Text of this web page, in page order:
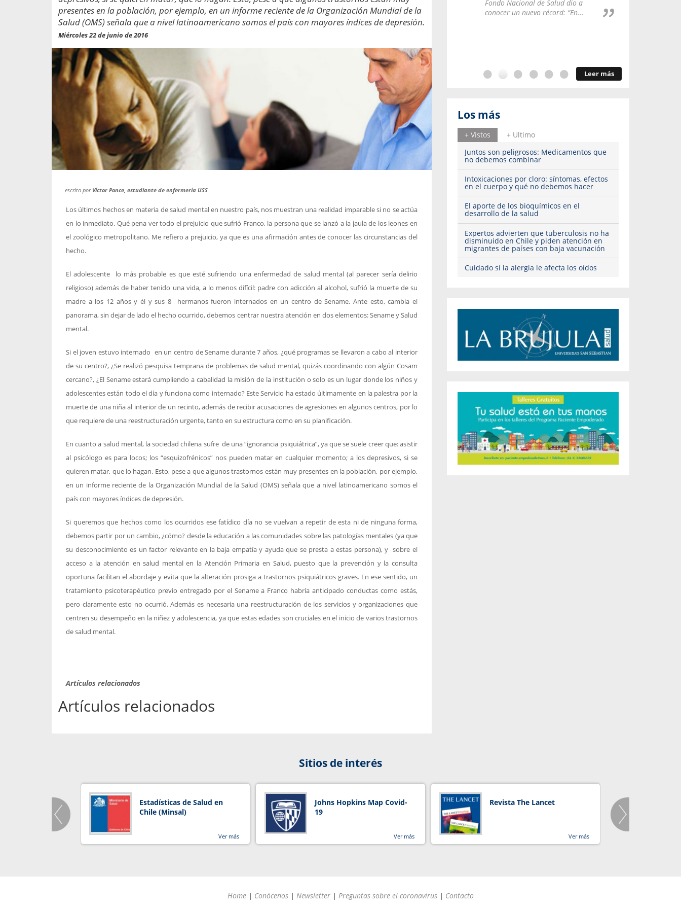
presentes en la población, por ejemplo, en un informe reciente de la Organización Mundial de la
Salud (OMS) señala que a nivel latinoamericano somos el país con mayores índices de depresión.
Miércoles 22 de junio de 2016
escrito por Víctor Ponce, estudiante de enfermería USS
Los últimos hechos en materia de salud mental en nuestro país, nos muestran una realidad imparable si no se actúa
en lo inmediato. Qué pena ver todo el prejuicio que sufrió Franco, la persona que se lanzó a la jaula de los leones en
el zoológico metropolitano. Me refiero a prejuicio, ya que es una afirmación antes de conocer las circunstancias del
hecho.
El adolescente lo más probable es que esté sufriendo una enfermedad de salud mental (al parecer sería delirio
religioso) además de haber tenido una vida, a lo menos difícil: padre con adicción al alcohol, sufrió la muerte de su
madre a los 12 años y él y sus 8 hermanos fueron internados en un centro de Sename. Ante esto, cambia el
panorama, sin dejar de lado el hecho ocurrido, debemos centrar nuestra atención en dos elementos: Sename y Salud
mental.
Si el joven estuvo internado en un centro de Sename durante 7 años, ¿qué programas se llevaron a cabo al interior
de su centro?, ¿Se realizó pesquisa temprana de problemas de salud mental, quizás coordinando con algún Cosam
cercano?, ¿El Sename estará cumpliendo a cabalidad la misión de la institución o solo es un lugar donde los niños y
adolescentes están todo el día y funciona como internado? Este Servicio ha estado últimamente en la palestra por la
muerte de una niña al interior de un recinto, además de recibir acusaciones de agresiones en algunos centros, por lo
que requiere de una reestructuración urgente, tanto en su estructura como en su planificación.
En cuanto a salud mental, la sociedad chilena sufre de una “ignorancia psiquiátrica”, ya que se suele creer que: asistir
al psicólogo es para locos; los “esquizofrénicos” nos pueden matar en cualquier momento; a los depresivos, si se
quieren matar, que lo hagan. Esto, pese a que algunos trastornos están muy presentes en la población, por ejemplo,
en un informe reciente de la Organización Mundial de la Salud (OMS) señala que a nivel latinoamericano somos el
país con mayores índices de depresión.
Si queremos que hechos como los ocurridos ese fatídico día no se vuelvan a repetir de esta ni de ninguna forma,
debemos partir por un cambio, ¿cómo? desde la educación a las comunidades sobre las patologías mentales (ya que
su desconocimiento es un factor relevante en la baja empatía y ayuda que se presta a estas persona), y sobre el
acceso a la atención en salud mental en la Atención Primaria en Salud, puesto que la prevención y la consulta
oportuna facilitan el abordaje y evita que la alteración prosiga a trastornos psiquiátricos graves. En ese sentido, un
tratamiento psicoterapéutico previo entregado por el Sename a Franco habría anticipado conductas como estás,
pero claramente esto no ocurrió. Además es necesaria una reestructuración de los servicios y organizaciones que
centren su desempeño en la niñez y adolescencia, ya que estas edades son cruciales en el inicio de varios trastornos
de salud mental.
Artículos relacionados
Artículos relacionados
entregados por la
sobre viajes al extranjero
que deben hacer...
propaga a un gran número de...
enfermedades periodontales. Sin
embargo, estas son las...
Fondo Nacional de Salud dio a
conocer un nuevo récord: “En...
Leer más
Los más
+ Vistos
+ Ultimo
Juntos son peligrosos: Medicamentos que
no debemos combinar
Intoxicaciones por cloro: síntomas, efectos
en el cuerpo y qué no debemos hacer
El aporte de los bioquímicos en el
desarrollo de la salud
Expertos advierten que tuberculosis no ha
disminuido en Chile y piden atención en
migrantes de países con baja vacunación
Cuidado si la alergia le afecta los oídos
Sitios de interés
Estadísticas de Salud en
Chile (Minsal)
Ver más
Johns Hopkins Map Covid-
19
Ver más
Revista The Lancet
Ver más
Home | Conócenos | Newsletter | Preguntas sobre el coronavirus | Contacto